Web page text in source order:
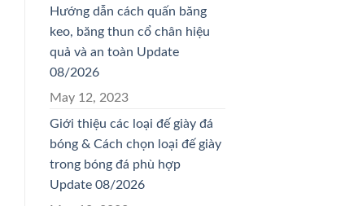
Hướng dẫn cách quấn băng
keo, băng thun cổ chân hiệu
quả và an toàn Update
08/2026
May 12, 2023
Giới thiệu các loại đế giày đá
bóng & Cách chọn loại đế giày
trong bóng đá phù hợp
Update 08/2026